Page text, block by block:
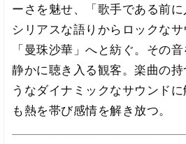
ーさを魅せ、「歌手である前
シリアスな語りからロックな
「曼珠沙華」へと紡ぐ。その
静かに聴き入る観客。楽曲の
うなダイナミックなサウンド
も熱を帯び感情を解き放つ。